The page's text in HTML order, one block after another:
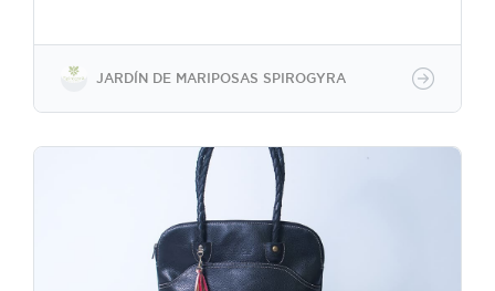
JARDÍN DE MARIPOSAS SPIROGYRA